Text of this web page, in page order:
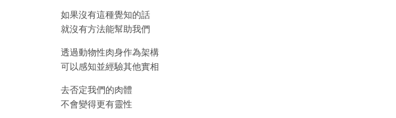
如果沒有這種覺知的話
就沒有方法能幫助我們
透過動物性肉身作為架構
可以感知並經驗其他實相
去否定我們的肉體
不會變得更有靈性